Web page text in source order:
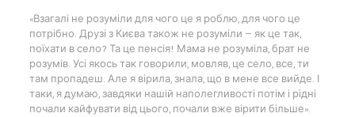
«Взагалі не розуміли для чого це я роблю, для чого це
потрібно. Друзі з Києва також не розуміли — як це так,
поїхати в село? Та це пенсія! Мама не розуміла, брат не
розумів. Усі якось так говорили, мовляв, це село, все, ти
там пропадеш. Але я вірила, знала, що в мене все вийде. І
таки, я думаю, завдяки нашій наполегливості потім і рідні
почали кайфувати від цього, почали вже вірити більше».